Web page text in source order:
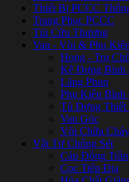
Thiết Bị PCCC
Trang Phục PCCC
Túi Cứu Thương
Van - Vòi & Phụ Kiện
Họng - Trụ
Kệ Đựng Bình
Lăng Phun
Phụ Kiện Bình
Tủ Đựng Thiết
Van Góc
Vòi Chữa Cháy
Vật Tư Chống Sét
Cáp Đồng Trần
Cọc Tiếp Địa